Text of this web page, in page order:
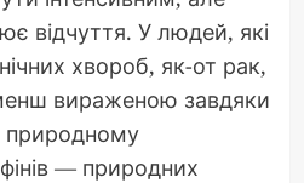
відчуття. У людей, які
хвороб, як-от рак,
вираженою завдяки
— природних